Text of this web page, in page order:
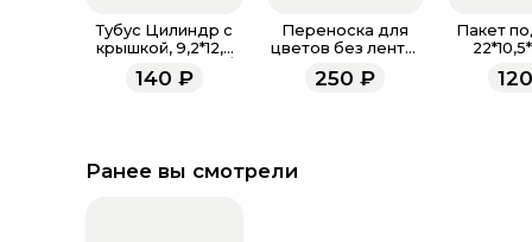
Тубус Цилиндр с
крышкой, 9,2*12,5
Золото
140 ₽
Переноска для
цветов без ленты,
250 ₽
Пакет
Розовый
120
Ранее вы смотрели